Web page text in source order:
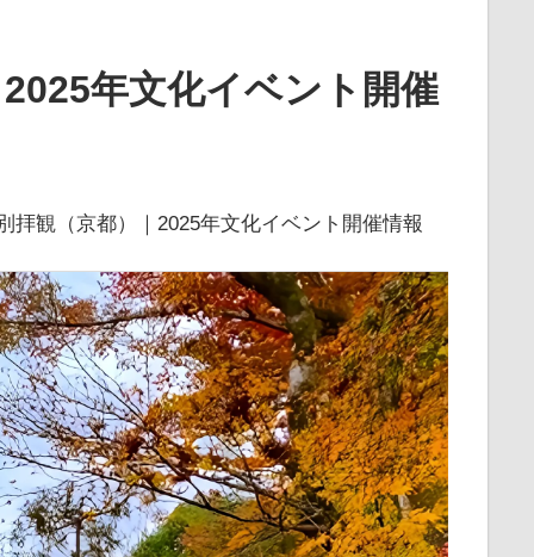
年文化イベント開催
拝観（京都）｜2025年文化イベント開催情報